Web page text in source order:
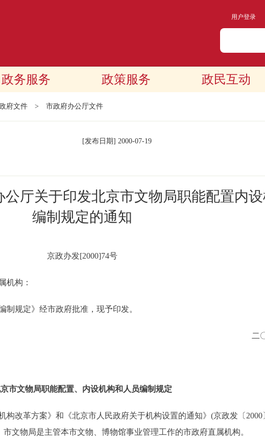
用户登录
政务服务 政策服务 政民互动
府文件 > 市政府办公厅文件
[发布日期] 2000-07-19
公厅关于印发北京市文物局职能配置内
编制规定的通知
京政办发[2000]74号
机构：
规定》经市政府批准，现予印发。
二〇
市文物局职能配置、内设机构和人员编制规定
改革方案》和《北京市人民政府关于机构设置的通知》(京政发〔2000
文物局是主管本市文物、博物馆事业管理工作的市政府直属机构。